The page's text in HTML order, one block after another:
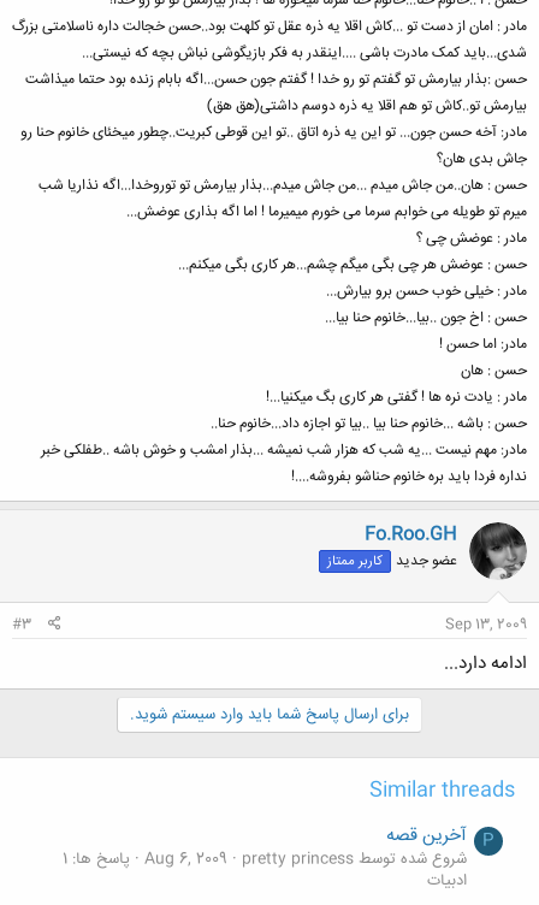
مادر : امان از دست تو ...کاش اقلا یه ذره عقل تو کلهت بود..حسن خجالت داره ناسلامتی بزرگ
شدی...باید کمک مادرت باشی ....اینقدر به فکر بازیگوشی نباش بچه که نیستی...
حسن :بذار بیارمش تو گفتم تو رو خدا ! گفتم جون حسن...اگه بابام زنده بود حتما میذاشت
بیارمش تو..کاش تو هم اقلا یه ذره دوسم داشتی(هق هق)
مادر: آخه حسن جون... تو این یه ذره اتاق ..تو این قوطی کبریت..چطور میخئای خانوم حنا رو
جاش بدی هان؟
حسن : هان..من جاش میدم ...من جاش میدم...بذار بیارمش تو توروخدا...اگه نذاریا شب
میرم تو طویله می خوابم سرما می خورم میمیرما ! اما اگه بذاری عوضش...
مادر : عوضش چی ؟
حسن : عوضش هر چی بگی میگم چشم...هر کاری بگی میکنم...
مادر : خیلی خوب حسن برو بیارش...
حسن : اخ جون ..بیا...خانوم حنا بیا...
مادر: اما حسن !
حسن : هان
مادر : یادت نره ها ! گفتی هر کاری بگ میکنیا...!
حسن : باشه ...خانوم حنا بیا ..بیا تو اجازه داد...خانوم حنا..
مادر: مهم نیست ...یه شب که هزار شب نمیشه ...بذار امشب و خوش باشه ..طفلکی خبر
نداره فردا باید بره خانوم حناشو بفروشه....!
Fo.Roo.GH
عضو جدید کاربر ممتاز
Sep 13, 2009
#3
ادامه دارد...
برای ارسال پاسخ شما باید وارد سیستم شوید.
Similar threads
P آخرين قصه
شروع شده توسط pretty princess Aug 6, 2009 پاسخ ها: 1
ادبیات